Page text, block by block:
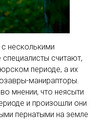
несколькими
считают,
периоде, а их
манирапторы.
мнении, что неясыти
и произошли они
пернатыми на земле